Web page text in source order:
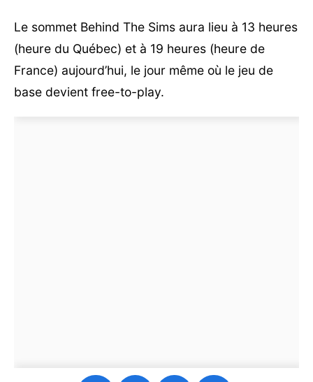
Le sommet Behind The Sims aura lieu à 13 heures
(heure du Québec) et à 19 heures (heure de
France) aujourd’hui, le jour même où le jeu de
base devient free-to-play.